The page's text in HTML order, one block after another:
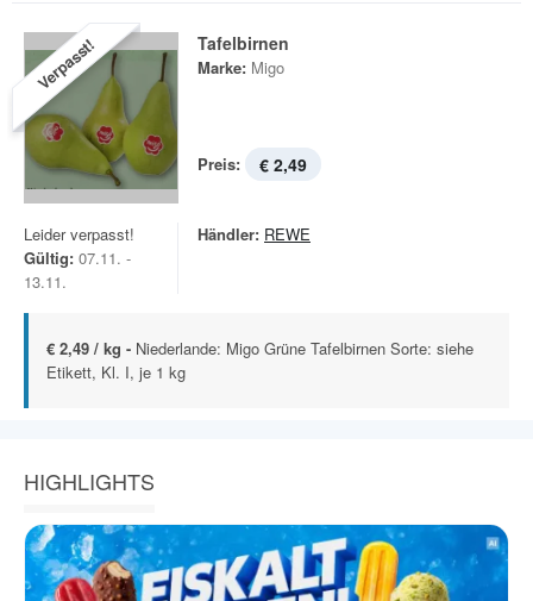
Verpasst! Tafelbirnen
Marke: Migo
Preis: € 2,49
Leider verpasst!
Gültig: 07.11. -
13.11.
Händler: REWE
€ 2,49 / kg - Niederlande: Migo Grüne Tafelbirnen Sorte: siehe
Etikett, Kl. I, je 1 kg
HIGHLIGHTS